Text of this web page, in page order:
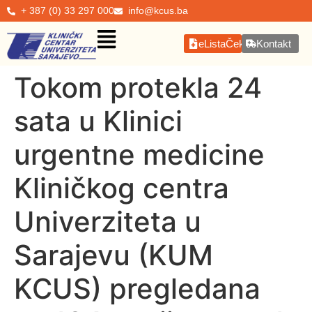
+ 387 (0) 33 297 000 info@kcus.ba
eListaČekanjaKontakt
Tokom protekla 24
sata u Klinici
urgentne medicine
Kliničkog centra
Univerziteta u
Sarajevu (KUM
KCUS) pregledana